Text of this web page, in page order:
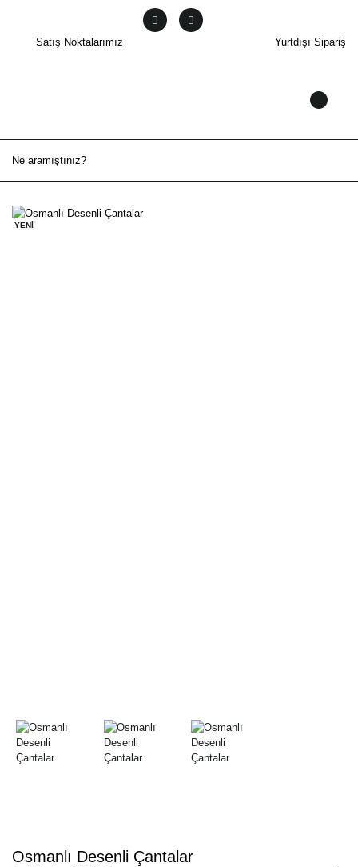
Satış Noktalarımız Yurtdışı Sipariş
YENİ
Osmanlı Desenli Çantalar